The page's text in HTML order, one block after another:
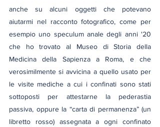
anche su alcuni oggetti che potevano
aiutarmi nel racconto fotografico, come per
esempio uno speculum anale degli anni '20
che ho trovato al Museo di Storia della
Medicina della Sapienza a Roma, e che
verosimilmente si avvicina a quello usato per
le visite mediche a cui i confinati sono stati
sottoposti per attestarne la pederastia
passiva, oppure la “carta di permanenza” (un
libretto rosso) assegnata a ogni confinato